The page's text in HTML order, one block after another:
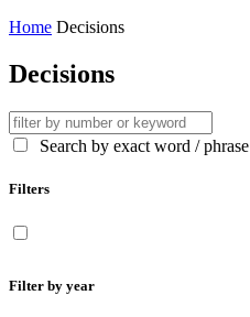
Home Decisions
Decisions
Search by exact word / phrase
Filters
Filter by year